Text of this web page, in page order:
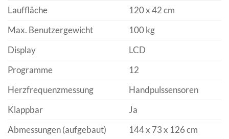
Lauffläche
120 x 42 cm
Max. Benutzergewicht
100 kg
Display
LCD
Programme
12
Herzfrequenzmessung
Handpulssensoren
Klappbar
Ja
Abmessungen (aufgebaut)
144 x 73 x 126 cm